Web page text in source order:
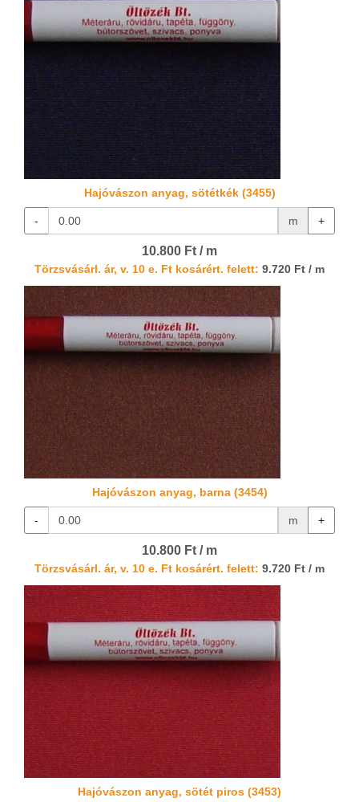
Hajóvászon anyag, sötétkék (3455)
- m +
10.800 Ft / m
Törzsvásárl. ár, v. 10 e. Ft kosárért. felett: 9.720 Ft / m
Hajóvászon anyag, barna (3454)
- m +
10.800 Ft / m
Törzsvásárl. ár, v. 10 e. Ft kosárért. felett: 9.720 Ft / m
Hajóvászon anyag, sötét piros (3453)